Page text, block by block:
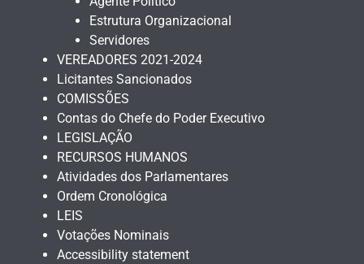
Estrutura Organizacional
Servidores
VEREADORES 2021-2024
Licitantes Sancionados
COMISSÕES
Contas do Chefe do Poder Executivo
LEGISLAÇÃO
RECURSOS HUMANOS
Atividades dos Parlamentares
Ordem Cronológica
LEIS
Votações Nominais
Accessibility statement